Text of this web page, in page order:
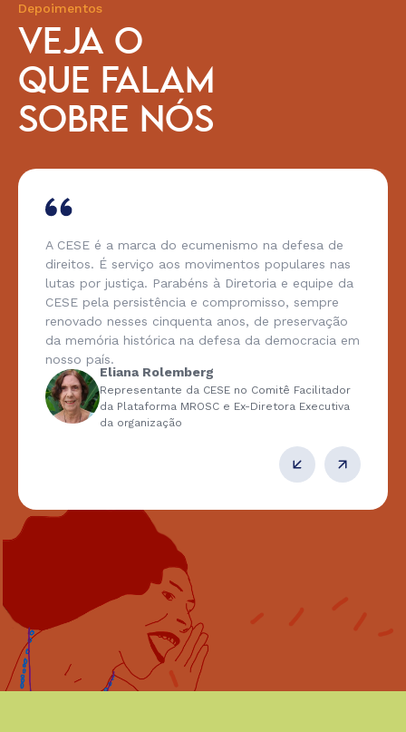
Depoimentos
VEJA O
QUE FALAM
SOBRE NÓS
A CESE é a marca do ecumenismo na defesa de
direitos. É serviço aos movimentos populares nas
lutas por justiça. Parabéns à Diretoria e equipe da
CESE pela persistência e compromisso, sempre
renovado nesses cinquenta anos, de preservação
da memória histórica na defesa da democracia em
nosso país.
Eliana Rolemberg
Representante da CESE no Comitê Facilitador
da Plataforma MROSC e Ex-Diretora Executiva
da organização